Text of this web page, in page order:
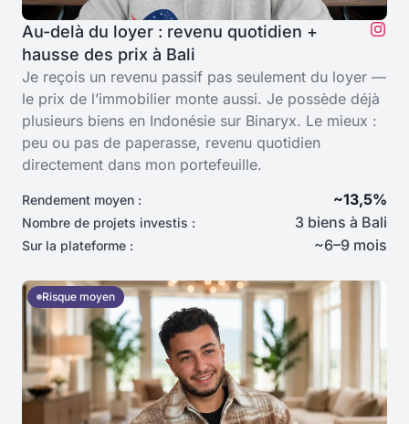
Au-delà du loyer : revenu quotidien +
hausse des prix à Bali
Je reçois un revenu passif pas seulement du loyer —
le prix de l’immobilier monte aussi. Je possède déjà
plusieurs biens en Indonésie sur Binaryx. Le mieux :
peu ou pas de paperasse, revenu quotidien
directement dans mon portefeuille.
Rendement moyen : ~13,5%
Nombre de projets investis : 3 biens à Bali
Sur la plateforme : ~6–9 mois
Risque moyen